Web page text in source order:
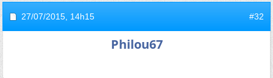
27/07/2015, 14h15 #32
Philou67